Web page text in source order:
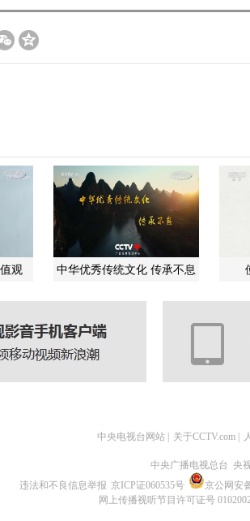
观 中华优秀传统文化 传承不息
中央电视台网站 关于CCTV.com
中央广播电视总台 央
违法和不良信息举报 京ICP证060535号 京公网安
网上传播视听节目许可证号